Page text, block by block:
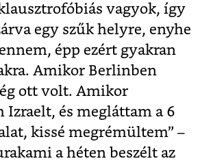
vagyok, így
egy szűk helyre, enyhe
épp ezért gyakran
Amikor Berlinben
ott volt. Amikor
Izraelt, és megláttam a 6
kissé megrémültem” –
a héten beszélt az